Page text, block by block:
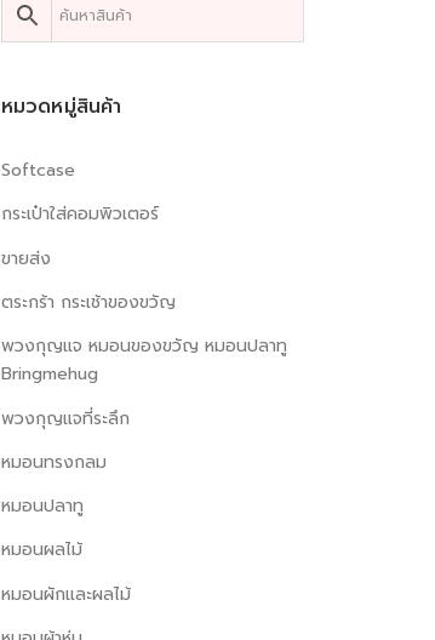
หมวดหมู่สินค้า
Softcase
กระเป๋าใส่คอมพิวเตอร์
ขายส่ง
ตระกร้า กระเช้าของขวัญ
พวงกุญแจ หมอนของขวัญ หมอนปลาทู
Bringmehug
พวงกุญแจที่ระลึก
หมอนทรงกลม
หมอนปลาทู
หมอนผลไม้
หมอนผักและผลไม้